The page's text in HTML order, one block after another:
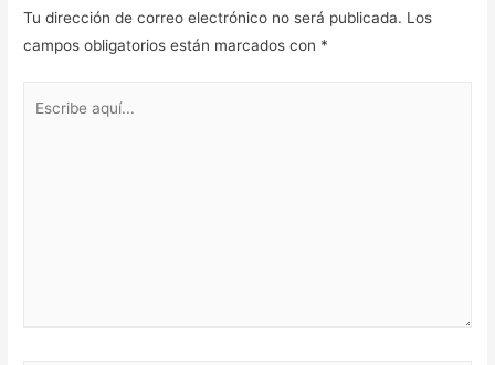
Tu dirección de correo electrónico no será publicada. Los
campos obligatorios están marcados con *